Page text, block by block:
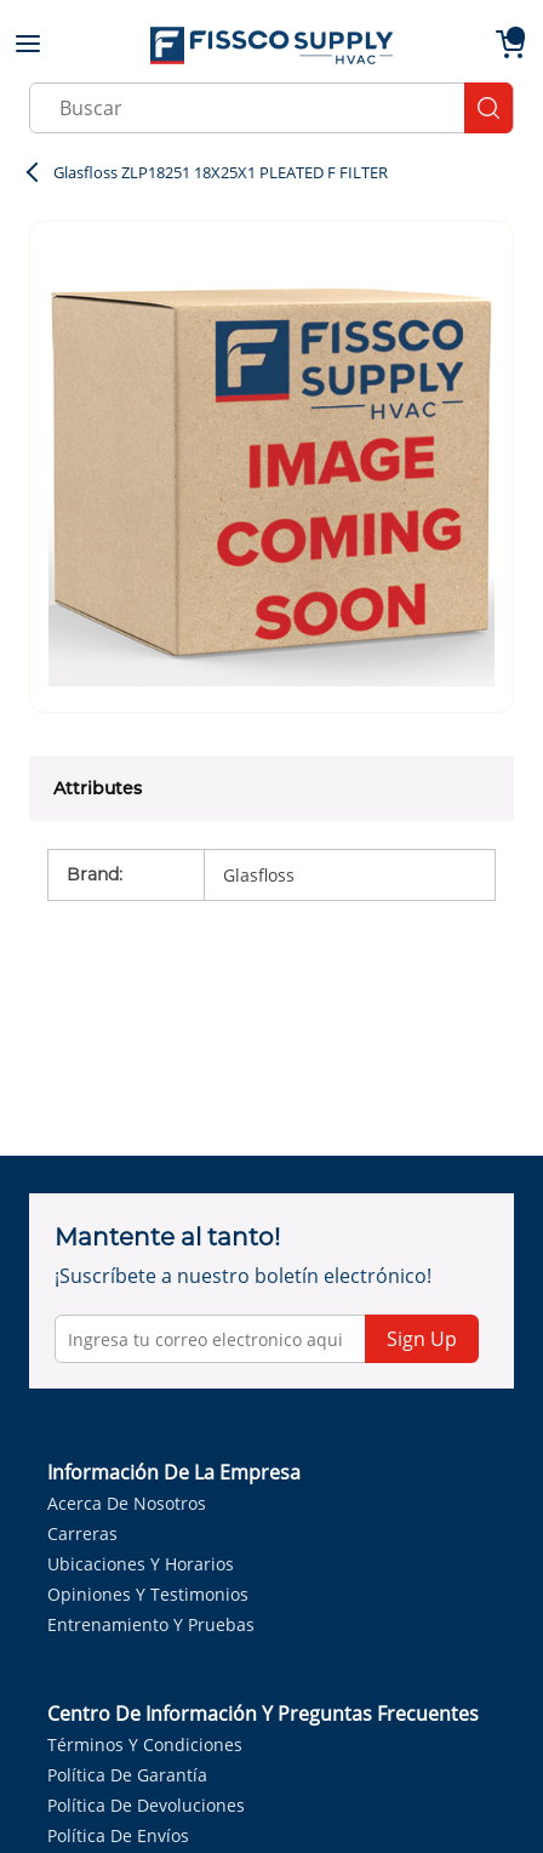
Skip to main content
Site Search
Glasfloss ZLP18251 18X25X1 PLEATED F FILTER
Attributes
Brand: Glasfloss
Mantente al tanto!
¡Suscríbete a nuestro boletín electrónico!
Sign Up
Información De La Empresa
Acerca De Nosotros
Carreras
Ubicaciones Y Horarios
Opiniones Y Testimonios
Entrenamiento Y Pruebas
Centro De Información Y Preguntas Frecuentes
Términos Y Condiciones
Política De Garantía
Política De Devoluciones
Política De Envíos